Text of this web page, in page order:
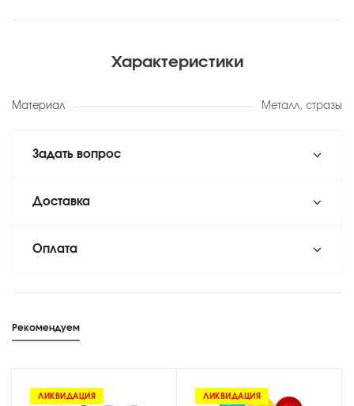
Характеристики
Материал Металл, стразы
Задать вопрос
Доставка
Оплата
Рекомендуем
ЛИКВИДАЦИЯ ЛИКВИДАЦИЯ